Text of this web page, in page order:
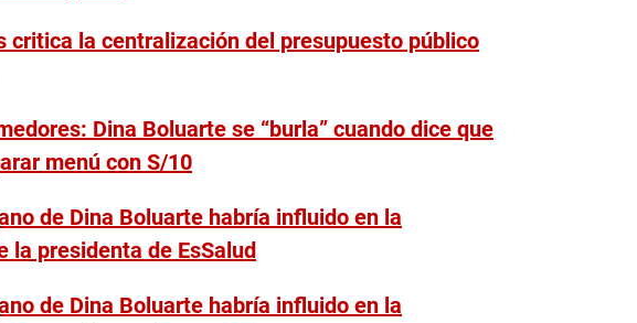
critica la centralización del presupuesto público
Dina Boluarte se “burla” cuando dice que
menú con S/10
de Dina Boluarte habría influido en la
la presidenta de EsSalud
de Dina Boluarte habría influido en la